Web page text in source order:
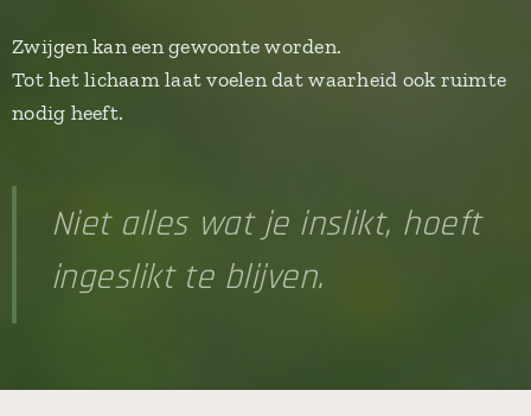
Zwijgen kan een gewoonte worden.
Tot het lichaam laat voelen dat waarheid ook ruimte
nodig heeft.
Niet alles wat je inslikt, hoeft
ingeslikt te blijven.